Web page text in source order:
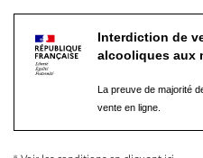
Interdiction de
alcooliques aux
La preuve de majorité
vente en ligne.